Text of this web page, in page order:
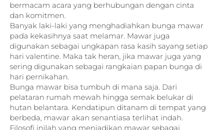
bermacam acara yang berhubungan dengan cinta
dan komitmen.
Banyak laki-laki yang menghadiahkan bunga mawar
pada kekasihnya saat melamar. Mawar juga
digunakan sebagai ungkapan rasa kasih sayang setiap
hari valentine. Maka tak heran, jika mawar juga yang
sering digunakan sebagai rangkaian papan bunga di
hari pernikahan.
Bunga mawar bisa tumbuh di mana saja. Dari
pelataran rumah mewah hingga semak belukar di
hutan belantara. Kendatipun ditanam di tempat yang
berbeda, mawar akan senantiasa terlihat indah.
Filosofi inilah yang menjadikan mawar sebagai